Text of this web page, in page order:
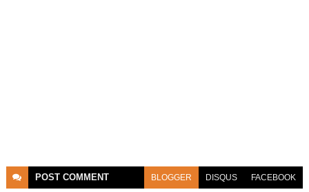
POST COMMENT BLOGGER DISQUS FACEBOOK